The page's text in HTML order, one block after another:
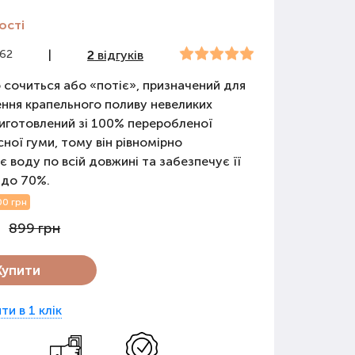
| 2 відгуків
або «потіє», призначений для
крапельного поливу невеликих
зі 100% переробленої
гуми, тому він рівномірно
воду по всій довжині та забезпечує її
70%.
грн
899 грн
в 1 клік